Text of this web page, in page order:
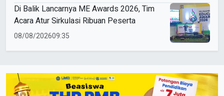
Di Balik Lancarnya ME Awards 2026, Tim
Acara Atur Sirkulasi Ribuan Peserta
08/08/202609:35